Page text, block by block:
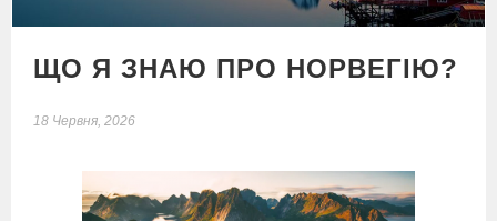
ЩО Я ЗНАЮ ПРО НОРВЕГІЮ?
18 Червня, 2026